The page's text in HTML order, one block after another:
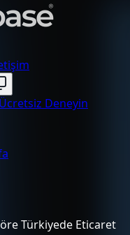
Ücretsiz Deneyin
Türkiyede Eticaret